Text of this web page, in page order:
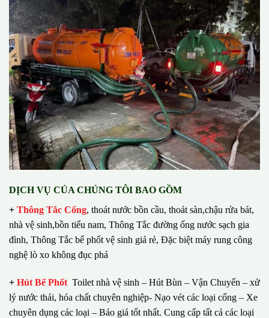
DỊCH VỤ CỦA CHÚNG TÔI BAO GỒM
+ Thông Tắc Cống, thoát nước bồn cầu, thoát sàn,chậu rửa bát,
nhà vệ sinh,bồn tiểu nam, Thông Tắc đường ống nước sạch gia
đình, Thông Tắc bể phốt vệ sinh giá rẻ, Đặc biệt máy rung công
nghệ lò xo không đục phá
+ Hút Bể Phốt Toilet nhà vệ sinh – Hút Bùn – Vận Chuyển – xử
lý nước thải, hóa chất chuyên nghiệp- Nạo vét các loại cống – Xe
chuyên dụng các loại – Báo giá tốt nhất. Cung cấp tất cả các loại